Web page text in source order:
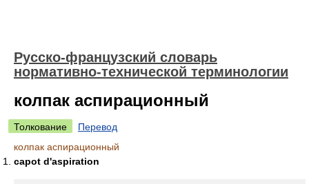
Русско-французский словарь
нормативно-технической терминологии
колпак аспирационный
Толкование
Перевод
колпак аспирационный
capot d'aspiration